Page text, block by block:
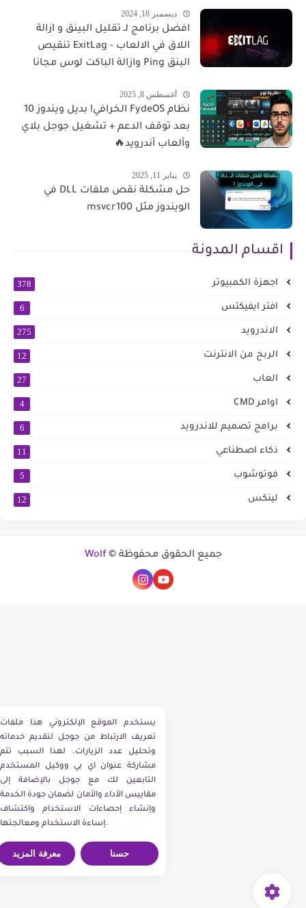
ديسمبر 18, 2024
افضل برنامج لـ تقليل البينق و ازالة
اللاق في الالعاب - ExitLag تنقيص
البنق Ping وازالة الباكت لوس مجانا
أغسطس 8, 2025
نظام FydeOS الخرافي! بديل ويندوز 10
بعد توقف الدعم + تشغيل جوجل بلاي
وألعاب أندرويد🔥
يناير 11, 2025
حل مشكلة نقص ملفات DLL في
الويندوز مثل msvcr100
اقسام المدونة
اجهزة الكمبيوتر 378
افتر ايفيكتس
الاندرويد 275
الربح من الانترنت
العاب
اوامر CMD
برامج تصميم للاندرويد
ذكاء اصطناعي
فوتوشوب
لينكس
جميع الحقوق محفوظة © Wolf
يستخدم الموقع الإلكتروني هذا ملفات
تعريف الارتباط من جوجل لتقديم خدماته
وتحليل عدد الزيارات. لهذا السبب تتم
مشاركة عنوان اي بي ووكيل المستخدم
التابعين لك مع جوجل بالإضافة إلى
مقاييس الأداء والأمان لضمان جودة الخدمة
وإنشاء إحصاءات الاستخدام واكتشاف
معرفة المزيد حسنا